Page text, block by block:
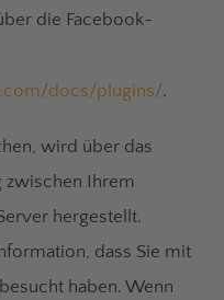
die Facebook-
docs/plugins/.
wird über das
zwischen Ihrem
hergestellt.
dass Sie mit
haben. Wenn